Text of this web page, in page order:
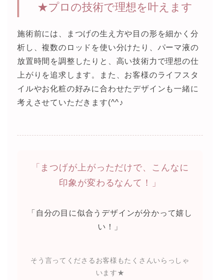
★プロの技術で理想を叶えます
施術前には、まつげの生え方や目の形を細かく分
析し、複数のロッドを使い分けたり、パーマ液の
放置時間を調整したりと、高い技術力で理想の仕
上がりを追求します。また、お客様のライフスタ
イルやお化粧の好みに合わせたデザインも一緒に
考えさせていただきます(^^♪
「まつげが上がっただけで、こんなに
印象が変わるなんて！」
「自分の目に似合うデザインが分かって嬉し
い！」
そう言ってくださるお客様もたくさんいらっしゃ
います★